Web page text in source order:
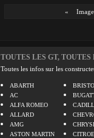
«
TOUTES LES GT,
Toutes les infos sur les
ABARTH
AC
ALFA ROMEO
ALLARD
AMG
ASTON MARTIN